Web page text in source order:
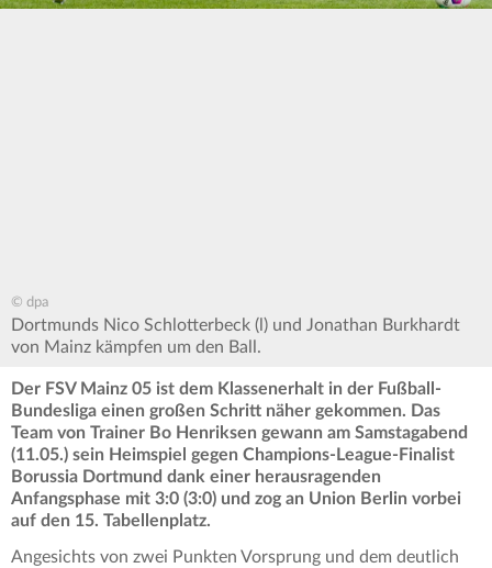
© dpa
Dortmunds Nico Schlotterbeck (l) und Jonathan Burkhardt
von Mainz kämpfen um den Ball.
Der FSV Mainz 05 ist dem Klassenerhalt in der Fußball-
Bundesliga einen großen Schritt näher gekommen. Das
Team von Trainer Bo Henriksen gewann am Samstagabend
(11.05.) sein Heimspiel gegen Champions-League-Finalist
Borussia Dortmund dank einer herausragenden
Anfangsphase mit 3:0 (3:0) und zog an Union Berlin vorbei
auf den 15. Tabellenplatz.
Angesichts von zwei Punkten Vorsprung und dem deutlich